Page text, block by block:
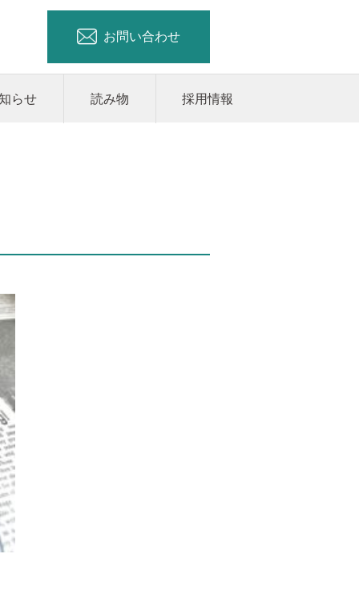
お問い合わせ
らせ 読み物 採用情報